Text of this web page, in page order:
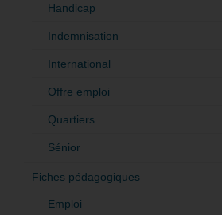
Handicap
Indemnisation
International
Offre emploi
Quartiers
Sénior
Fiches pédagogiques
Emploi